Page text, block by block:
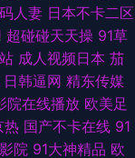
91欧美性交动图 丁香
Av黄战 蜜臀av勉费
在线视频 51国产情侣
人妻 日本不卡二区
超碰碰天天操 91草
成人视频日本 茄
日韩逼网 精东传媒
院在线播放 欧美足
热 国产不卡在线 91
院 91大神精品 欧